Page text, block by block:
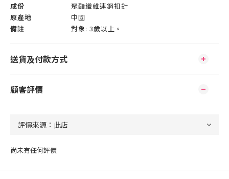
成份
聚酯纖維連鋼扣針
原產地
中國
備註
對象: 3歲以上。
送貨及付款方式
顧客評價
尚未有任何評價